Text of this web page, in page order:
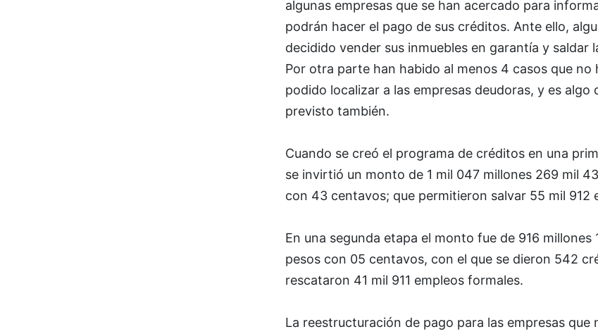
algunas empresas que se han acercado para
podrán hacer el pago de sus créditos. Ante ello,
decidido vender sus inmuebles en garantía y saldar
Por otra parte han habido al menos 4 casos que no
podido localizar a las empresas deudoras, y es algo
previsto también.
Cuando se creó el programa de créditos en una
se invirtió un monto de 1 mil 047 millones 269 mil
con 43 centavos; que permitieron salvar 55 mil 912
En una segunda etapa el monto fue de 916 millones
pesos con 05 centavos, con el que se dieron 542
rescataron 41 mil 911 empleos formales.
La reestructuración de pago para las empresas que